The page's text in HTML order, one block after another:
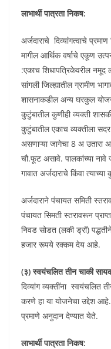
लाभार्थी पात्रता निकष:
अर्जदाराचे दिव्यांगत्वाचे
मागील आर्थिक वर्षाचे एकूण
:एकाच शिधापत्रिकेवरील नमूद
सांगली जिल्ह्यातील ग्रामीण
शासनाकडील अन्य घरकुल
कुटुंबातील कुणीही व्यक्ती
कुटुंबातील एकाच व्यक्तीला
असणाऱ्या जागेचा 8 अ
चौ.फूट असावे. पालकांच्या
गावात अर्जदाराचे किंवा
अर्जदाराने पंचायत समिती
पंचायत सिमती स्तरावरून प्राप्त
निवड सोडत (लकी ड्रॉ)
हजार रूपये रक्कम देय आहे.
(३)स्वयचलित तीन चाकी
दिव्यांग व्यक्तींना स्वयंचलित
करणे हा या योजनेचा उद्देश
प्रमाणे अनुदान देण्यात येते.
लाभार्थी पात्रता निकष: